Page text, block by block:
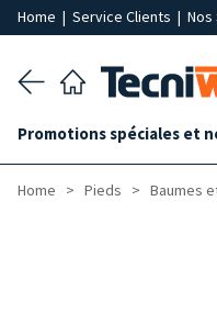
Home | Service Clients | Nos
Promotions spéciales et
Home Pieds Baumes